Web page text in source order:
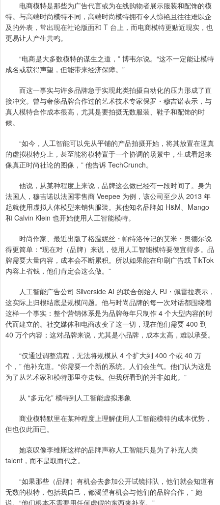
电商模特是那些为广告代言或为在线购物者展示服装和配饰的模
特。与高端时尚模特不同，高端时尚模特拥有令人惊艳且往往难以企
及的外表，常出现在社论版面和 T 台上，而电商模特更贴近现实，也
更易让人产生共鸣。
“电商是大多数模特的谋生之道，” 博韦尔说。“这不一定能让模特
成名或获得声望，但能带来经济保障。”
而这一事实与许多品牌急于实现此类拍摄自动化的压力形成了直
接冲突。曾与奢侈品牌合作过的艺术技术专家保罗・穆吉诺表示，与
真人模特合作成本很高，尤其是要拍摄无数服装、鞋子和配饰的时
候。
“如今，人工智能可以先从平铺的产品拍摄开始，将其放置在逼真
的虚拟模特身上，甚至能将模特置于一个协调的场景中，生成看起来
像真正时尚社论的图像，” 他告诉 TechCrunch。
他说，从某种程度上来说，品牌这么做已经有一段时间了。身为
法国人，穆吉诺以法国零售商 Veepee 为例，该公司至少从 2013 年
起就使用虚拟人体模型来销售服装。其他知名品牌如 H&M、Mango
和 Calvin Klein 也开始使用人工智能模特。
时尚作家、最近出版了格温妮丝・帕特洛传记的艾米・奥德尔说
得更简单：“现在对（品牌）来说，使用人工智能模特要便宜得多。品
牌需要大量内容，成本会不断累积。所以如果能在印刷广告或 TikTok
内容上省钱，他们肯定会这么做。”
人工智能广告公司 Silverside AI 的联合创始人 PJ・佩雷拉表示，
这实际上归根结底是规模问题。他与时尚品牌的每一次对话都围绕着
这样一个事实：整个营销体系是为品牌每年只制作 4 个大型内容的时
代而建立的。社交媒体和电商改变了这一切，现在他们需要 400 到
40 万个内容；这对品牌来说，尤其是小品牌，成本太高，难以承受。
“仅通过调整流程，无法将规模从 4 个扩大到 400 个或 40 万
个，” 他补充道。“你需要一个新的系统。人们会生气。他们认为这是
为了从艺术家和模特那里夺走钱。但我所看到的并非如此。”
从 “多元化” 模特到人工智能虚拟形象
商业模特默里在某种程度上理解使用人工智能模特的成本优势，
但也仅此而已。
她哀叹像李维斯这样的品牌声称人工智能只是为了补充人类
talent，而不是取而代之。
“如果那些（品牌）有机会去参加公开试镜排队，他们就会知道有
无数的模特，包括我自己，都渴望有机会与他们的品牌合作，” 她
说。“他们根本不需要用任何虚假的东西来补充。”